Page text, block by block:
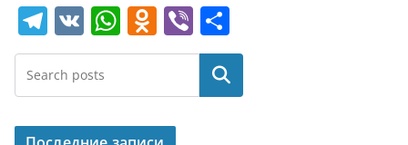
T
el
e
gr
a
V
K
W
h
s
A
O
d
o
kl
Vi
b
er
т
п
р
Поиск